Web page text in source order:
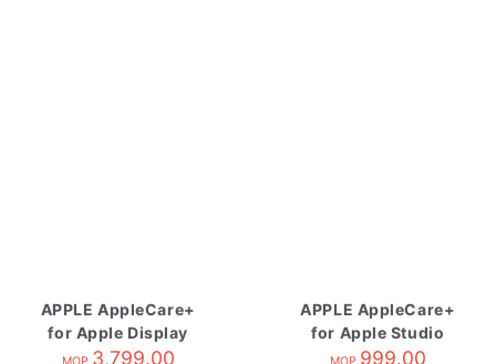
APPLE AppleCare+
for Apple Display
3,799.00
APPLE AppleCare+
for Apple Studio
Display
999.00